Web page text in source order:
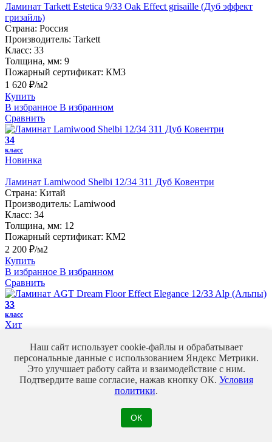
Ламинат Tarkett Estetica 9/33 Oak Effect grisaille (Дуб эффект
гризайль)
Страна: Россия
Производитель: Tarkett
Класс: 33
Толщина, мм: 9
Пожарный сертификат: КМ3
1 620 ₽/м2
Купить
В избранное В избранном
Сравнить
34
класс
Новинка
Ламинат Lamiwood Shelbi 12/34 311 Дуб Ковентри
Страна: Китай
Производитель: Lamiwood
Класс: 34
Толщина, мм: 12
Пожарный сертификат: КМ2
2 200 ₽/м2
Купить
В избранное В избранном
Сравнить
33
класс
Хит
Ламинат AGT Dream Floor Effect Elegance 12/33 Alp (Альпы)
Страна: Турция
Производитель: AGT Dream Floor
Класс: 33
Наш сайт использует cookie-файлы и обрабатывает
персональные данные с использованием Яндекс Метрики.
Это улучшает работу сайта и взаимодействие с ним.
Подтвердите ваше согласие, нажав кнопку ОК. Условия
политики.
ОК